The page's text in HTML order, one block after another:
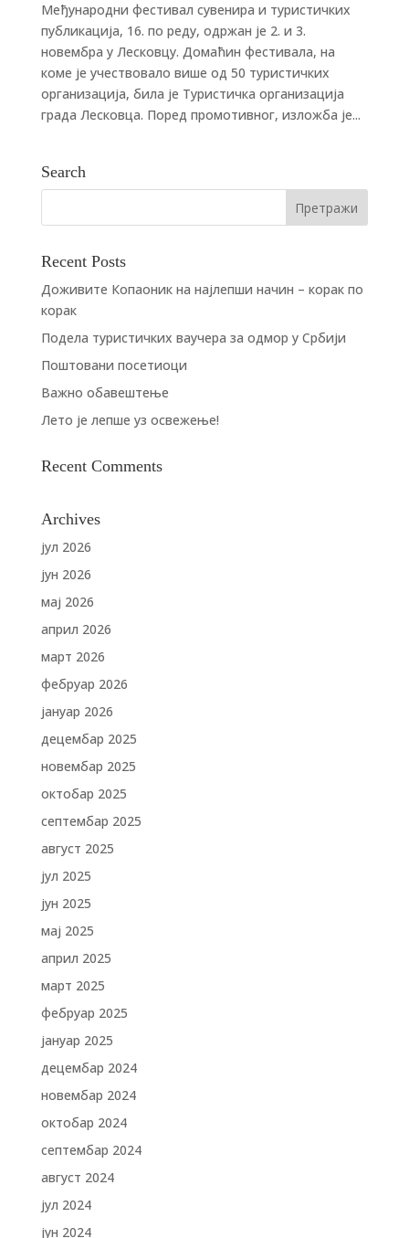
Међународни фестивал сувенира и туристичких
публикација, 16. по реду, одржан је 2. и 3.
новембра у Лесковцу. Домаћин фестивала, на
коме је учествовало више од 50 туристичких
организација, била је Туристичка организација
града Лесковца. Поред промотивног, изложба је...
Search
Recent Posts
Доживите Копаоник на најлепши начин – корак по
корак
Подела туристичких ваучера за одмор у Србији
Поштовани посетиоци
Важно обавештење
Лето је лепше уз освежење!
Recent Comments
Archives
јул 2026
јун 2026
мај 2026
април 2026
март 2026
фебруар 2026
јануар 2026
децембар 2025
новембар 2025
октобар 2025
септембар 2025
август 2025
јул 2025
јун 2025
мај 2025
април 2025
март 2025
фебруар 2025
јануар 2025
децембар 2024
новембар 2024
октобар 2024
септембар 2024
август 2024
јул 2024
јун 2024